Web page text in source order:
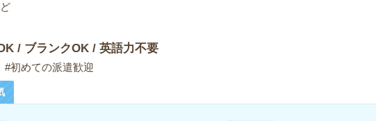
/ ブランクOK / 英語力不要
初めての派遣歓迎